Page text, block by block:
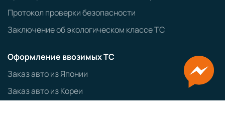
Протокол проверки безопасности
Заключение об экологическом классе ТС
Оформление ввозимых ТС
Заказ авто из Японии
Заказ авто из Кореи